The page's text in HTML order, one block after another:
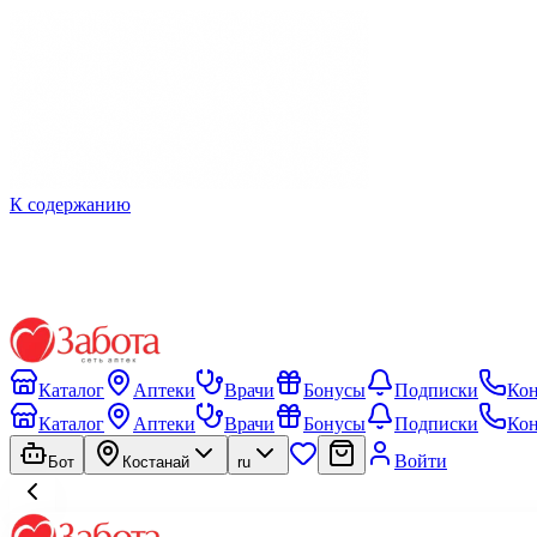
К содержанию
Каталог Аптеки Врачи Бонусы Подписки
Каталог
Аптеки Врачи Бонусы Подписки
Бот Костанай ru Войти